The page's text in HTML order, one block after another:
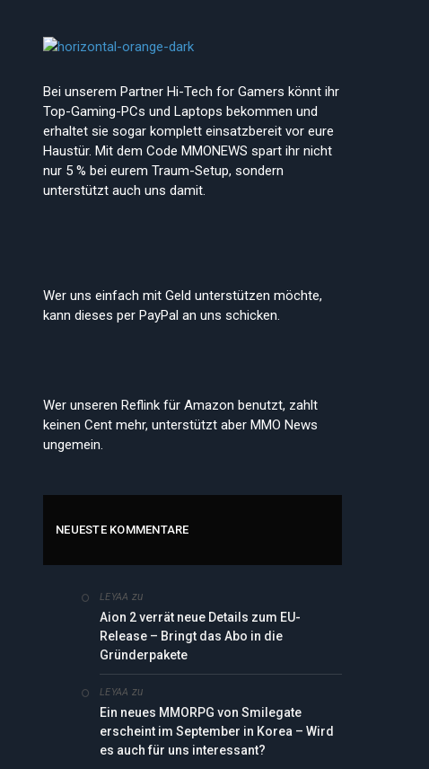
Bei unserem Partner Hi-Tech for Gamers könnt ihr
Top-Gaming-PCs und Laptops bekommen und
erhaltet sie sogar komplett einsatzbereit vor eure
Haustür. Mit dem Code MMONEWS spart ihr nicht
nur 5 % bei eurem Traum-Setup, sondern
unterstützt auch uns damit.
Wer uns einfach mit Geld unterstützen möchte,
kann dieses per PayPal an uns schicken.
Wer unseren Reflink für Amazon benutzt, zahlt
keinen Cent mehr, unterstützt aber MMO News
ungemein.
NEUESTE KOMMENTARE
LEYAA zu
Aion 2 verrät neue Details zum EU-
Release – Bringt das Abo in die
Gründerpakete
LEYAA zu
Ein neues MMORPG von Smilegate
erscheint im September in Korea – Wird
es auch für uns interessant?